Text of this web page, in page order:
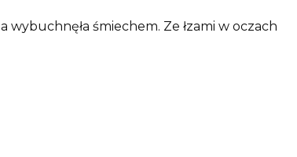
wybuchnęła śmiechem. Ze łzami w oczach